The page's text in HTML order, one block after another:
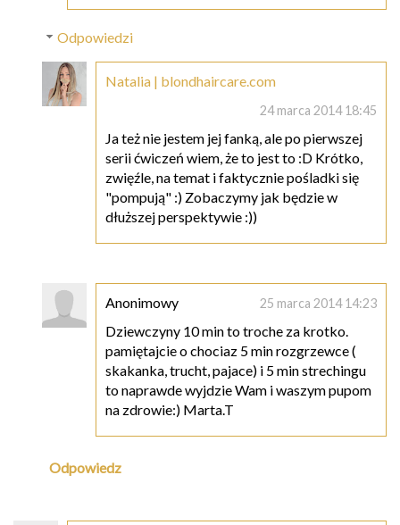
Odpowiedzi
Natalia | blondhaircare.com
24 marca 2014 18:45
Ja też nie jestem jej fanką, ale po pierwszej
serii ćwiczeń wiem, że to jest to :D Krótko,
zwięźle, na temat i faktycznie pośladki się
"pompują" :) Zobaczymy jak będzie w
dłuższej perspektywie :))
Anonimowy 25 marca 2014 14:23
Dziewczyny 10 min to troche za krotko.
pamiętajcie o chociaz 5 min rozgrzewce (
skakanka, trucht, pajace) i 5 min strechingu
to naprawde wyjdzie Wam i waszym pupom
na zdrowie:) Marta.T
Odpowiedz